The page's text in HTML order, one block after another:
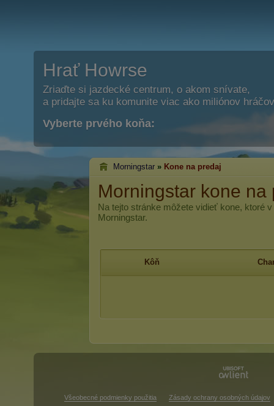
Hrať Howrse
Zriaďte si jazdecké centrum, o akom snívate,
a pridajte sa ku komunite viac ako miliónov
Vyberte prvého koňa:
Morningstar » Kone na predaj
Morningstar kone na
Na tejto stránke môžete vidieť kone, ktoré
Morningstar.
Kôň
Všeobecné podmienky použitia Zásady ochrany osobných údajov